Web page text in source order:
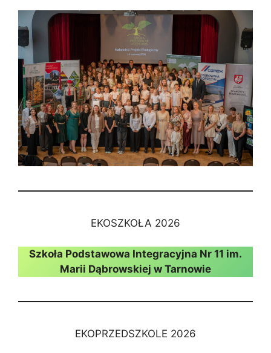
EKOSZKOŁA 2026
Szkoła Podstawowa Integracyjna Nr 11 im.
Marii Dąbrowskiej w Tarnowie
EKOPRZEDSZKOLE 2026